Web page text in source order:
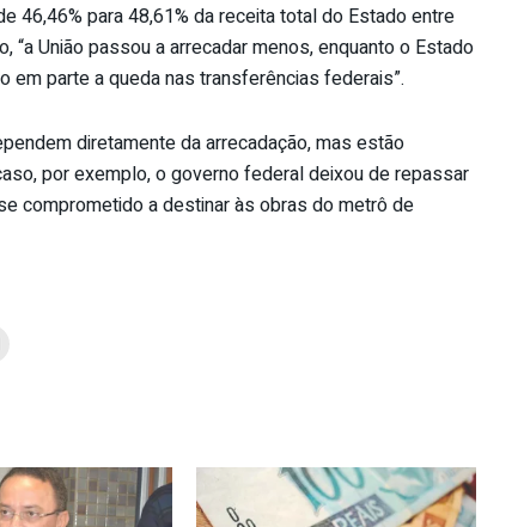
46,46% para 48,61% da receita total do Estado entre
União passou a arrecadar menos, enquanto o Estado
em parte a queda nas transferências federais”.
diretamente da arrecadação, mas estão
por exemplo, o governo federal deixou de repassar
comprometido a destinar às obras do metrô de